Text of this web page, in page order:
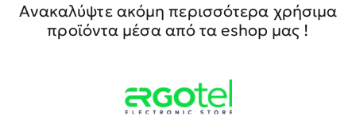
Ανακαλύψτε ακόμη περισσότερα χρήσιμα
προϊόντα μέσα από τα eshop μας !